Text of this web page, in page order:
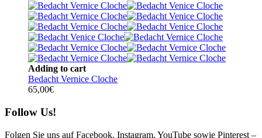
Adding to cart
Bedacht Vernice Cloche
65,00€
Follow Us!
Folgen Sie uns auf Facebook, Instagram, YouTube sowie Pinterest –